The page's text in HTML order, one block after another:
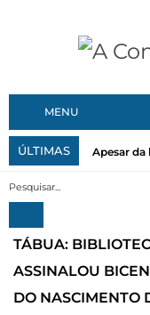
MENU
ÚLTIMAS Apesar da
TÁBUA:
ASSINALOU
DO NASCIMENTO